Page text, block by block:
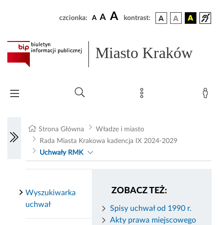
czcionka: A A A kontrast:
Miasto Kraków
Strona Główna
Władze i miasto
Rada Miasta Krakowa kadencja IX 2024-2029
Uchwały RMK
ZOBACZ TEŻ:
Spisy uchwał od 1990 r.
Akty prawa miejscowego
Wyszukiwarka
uchwał